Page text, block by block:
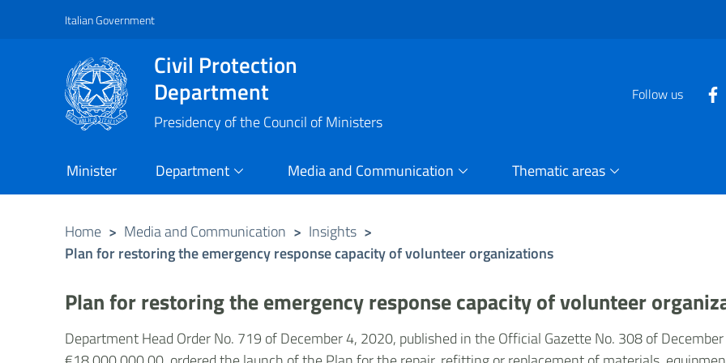
Vai al contenuto principale
Raggiungi il piè di pagina
Italian Government
Civil Protection
Department
Presidency of the Council of Ministers
Follow us
Minister Department Media and Communication Thematic areas
Home > Media and Communication > Insights >
Plan for restoring the emergency response capacity of volunteer organizations
Plan for restoring the emergency response capacity of volunteer
Department Head Order No. 719 of December 4, 2020, published in the Official Gazette No. 308 of